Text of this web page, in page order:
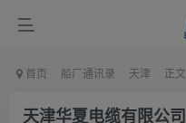
首页 船厂通讯录 天津 正文
天津华夏电缆有限公司